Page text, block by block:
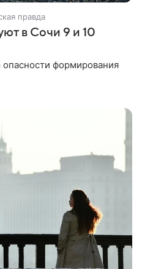
правда
в Сочи 9 и 10
формирования